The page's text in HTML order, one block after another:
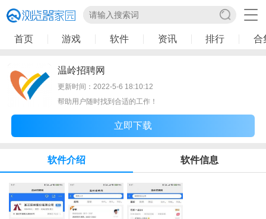
首页 游戏 软件 资讯 排行 合
温岭招聘网
更新时间：2022-5-6 18:10:12
帮助用户随时找到合适的工作！
立即下载
软件介绍 软件信息